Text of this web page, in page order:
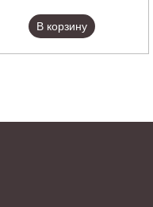
В корзину